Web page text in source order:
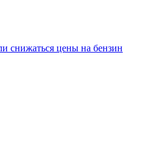
снижаться цены на бензин